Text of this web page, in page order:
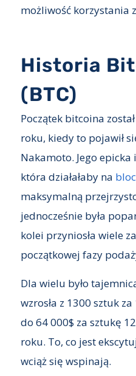
możliwość korzystania
Historia
(BTC)
Początek bitcoina
roku, kiedy to pojawił
Nakamoto. Jego
która działałaby na
maksymalną
jednocześnie była
kolei przyniosła wiele
początkowej fazy
Dla wielu było
wzrosła z 1300 sztuk
do 64 000$ za sztukę
roku. To, co jest
wciąż się wspinają.